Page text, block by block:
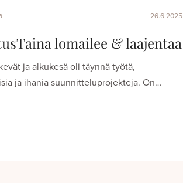
26.6.2025
lomailee & laajentaa
ja alkukesä oli täynnä työtä,
ja ihania suunnitteluprojekteja. On…